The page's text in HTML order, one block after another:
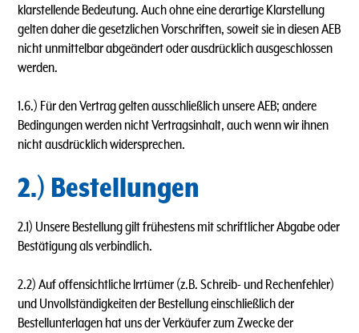
klarstellende Bedeutung. Auch ohne eine derartige Klarstellung
gelten daher die gesetzlichen Vorschriften, soweit sie in diesen AEB
nicht unmittelbar abgeändert oder ausdrücklich ausgeschlossen
werden.
1.6.) Für den Vertrag gelten ausschließlich unsere AEB; andere
Bedingungen werden nicht Vertragsinhalt, auch wenn wir ihnen
nicht ausdrücklich widersprechen.
2.) Bestellungen
2.1) Unsere Bestellung gilt frühestens mit schriftlicher Abgabe oder
Bestätigung als verbindlich.
2.2) Auf offensichtliche lrrtümer (z.B. Schreib- und Rechenfehler)
und Unvollständigkeiten der Bestellung einschließlich der
Bestellunterlagen hat uns der Verkäufer zum Zwecke der